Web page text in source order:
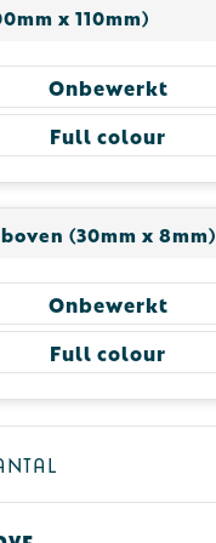
x 110mm)
Onbewerkt
Full colour
(30mm x 8mm)
Onbewerkt
Full colour